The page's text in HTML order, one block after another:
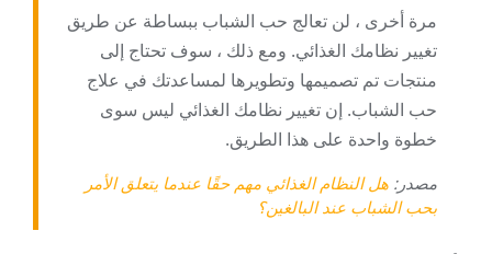
مرة أخرى ، لن تعالج حب الشباب ببساطة عن طريق
تغيير نظامك الغذائي. ومع ذلك ، سوف تحتاج إلى
منتجات تم تصميمها وتطويرها لمساعدتك في علاج
حب الشباب. إن تغيير نظامك الغذائي ليس سوى
خطوة واحدة على هذا الطريق.
مصدر: هل النظام الغذائي مهم حقًا عندما يتعلق الأمر
بحب الشباب عند البالغين؟